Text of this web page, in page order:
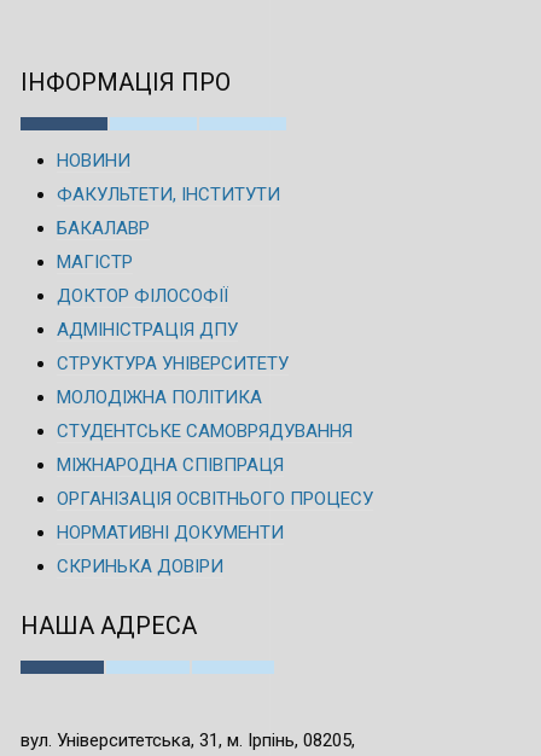
ІНФОРМАЦІЯ ПРО
НОВИНИ
ФАКУЛЬТЕТИ, ІНСТИТУТИ
БАКАЛАВР
МАГІСТР
ДОКТОР ФІЛОСОФІЇ
АДМІНІСТРАЦІЯ ДПУ
СТРУКТУРА УНІВЕРСИТЕТУ
МОЛОДІЖНА ПОЛІТИКА
СТУДЕНТСЬКЕ САМОВРЯДУВАННЯ
МІЖНАРОДНА СПІВПРАЦЯ
ОРГАНІЗАЦІЯ ОСВІТНЬОГО ПРОЦЕСУ
НОРМАТИВНІ ДОКУМЕНТИ
СКРИНЬКА ДОВІРИ
НАША АДРЕСА
вул. Університетська, 31, м. Ірпінь, 08205,